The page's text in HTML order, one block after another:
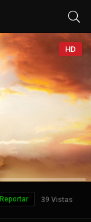
HD
39 Vistas
Reportar